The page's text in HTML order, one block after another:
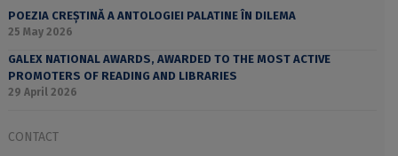
POEZIA CREȘTINĂ A ANTOLOGIEI PALATINE ÎN DILEMA
25 May 2026
GALEX NATIONAL AWARDS, AWARDED TO THE MOST ACTIVE
PROMOTERS OF READING AND LIBRARIES
29 April 2026
CONTACT